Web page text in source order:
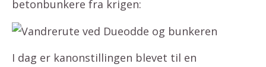
betonbunkere fra krigen:
I dag er kanonstillingen blevet til en